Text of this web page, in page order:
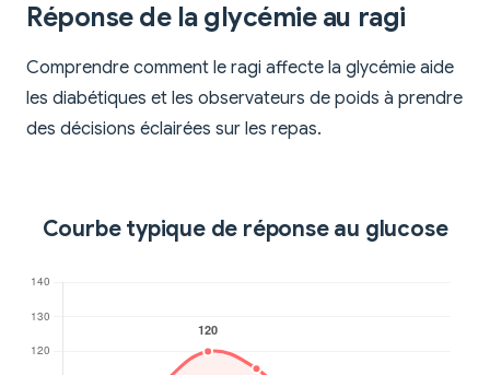
Réponse de la glycémie au ragi
Comprendre comment le ragi affecte la glycémie aide
les diabétiques et les observateurs de poids à prendre
des décisions éclairées sur les repas.
Courbe typique de réponse au glucose